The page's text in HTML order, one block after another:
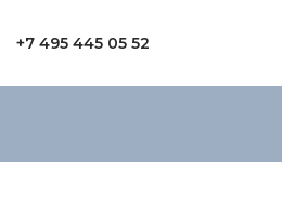
+7 495 445 05 52